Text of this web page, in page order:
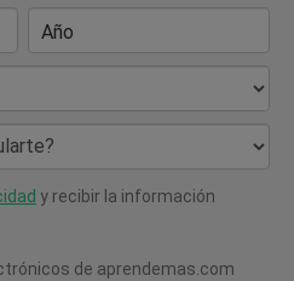
Año
y recibir la información
de aprendemas.com